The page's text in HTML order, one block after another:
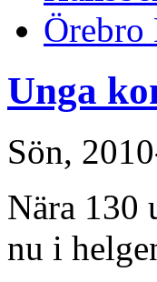
Örebro
Unga
Sön,
Nära 130
nu i